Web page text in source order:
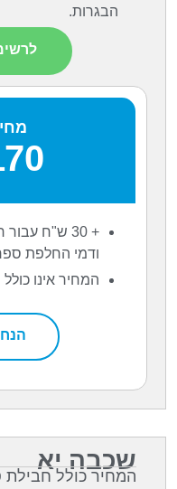
הבגרות.
170
+ 30 ש"ח
ודמי החלפת
המחיר אינו
שכבה יא
המחיר כולל חבילת